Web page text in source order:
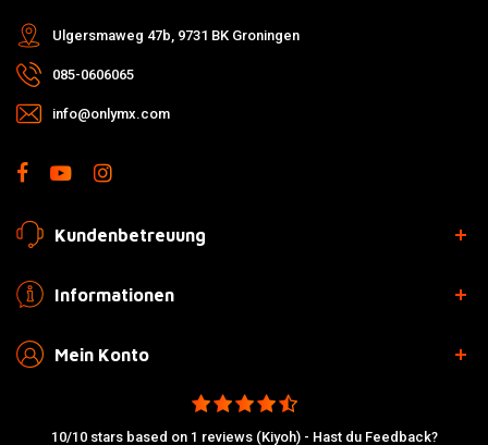
Ulgersmaweg 47b, 9731 BK Groningen
085-0606065
info@onlymx.com
Kundenbetreuung
Informationen
Mein Konto
10/10 stars based on 1 reviews (Kiyoh) - Hast du Feedback?